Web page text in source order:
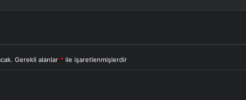
Gerekli alanlar * ile işaretlenmişlerdir